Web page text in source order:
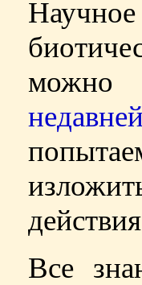
можно
Все